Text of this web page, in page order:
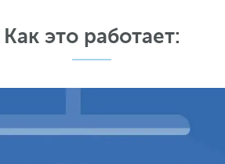
Как это работает: